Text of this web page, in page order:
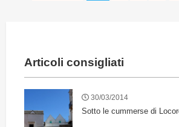
Articoli consigliati
30/03/2014
Sotto le cummerse di